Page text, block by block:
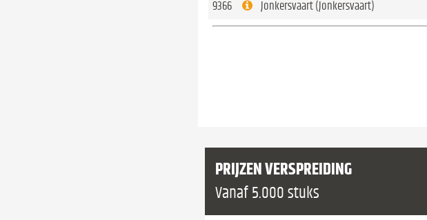
9366
Jonkersvaart (Jonkersvaart)
PRIJZEN VERSPREIDING
Vanaf 5.000 stuks